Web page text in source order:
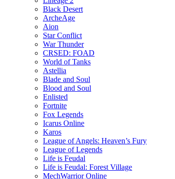
Black Desert
ArcheAge
Aion
Star Conflict
War Thunder
CRSED: FOAD
World of Tanks
Astellia
Blade and Soul
Blood and Soul
Enlisted
Fortnite
Fox Legends
Icarus Online
Karos
League of Angels: Heaven’s Fury
League of Legends
Life is Feudal
Life is Feudal: Forest Village
MechWarrior Online